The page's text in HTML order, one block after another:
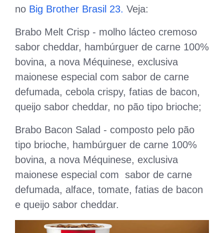
no Big Brother Brasil 23. Veja:
Brabo Melt Crisp - molho lácteo cremoso
sabor cheddar, hambúrguer de carne 100%
bovina, a nova Méquinese, exclusiva
maionese especial com sabor de carne
defumada, cebola crispy, fatias de bacon,
queijo sabor cheddar, no pão tipo brioche;
Brabo Bacon Salad - composto pelo pão
tipo brioche, hambúrguer de carne 100%
bovina, a nova Méquinese, exclusiva
maionese especial com sabor de carne
defumada, alface, tomate, fatias de bacon
e queijo sabor cheddar.